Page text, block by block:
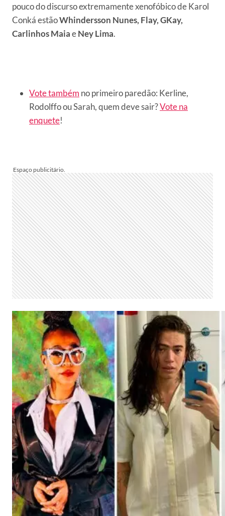
pouco do discurso extremamente xenofóbico de Karol
Conká estãoWhindersson Nunes, Flay, GKay,
Carlinhos MaiaeNey Lima.
Vote também no primeiro paredão: Kerline,
Rodolffo ou Sarah, quem deve sair?Vote na
enquete!